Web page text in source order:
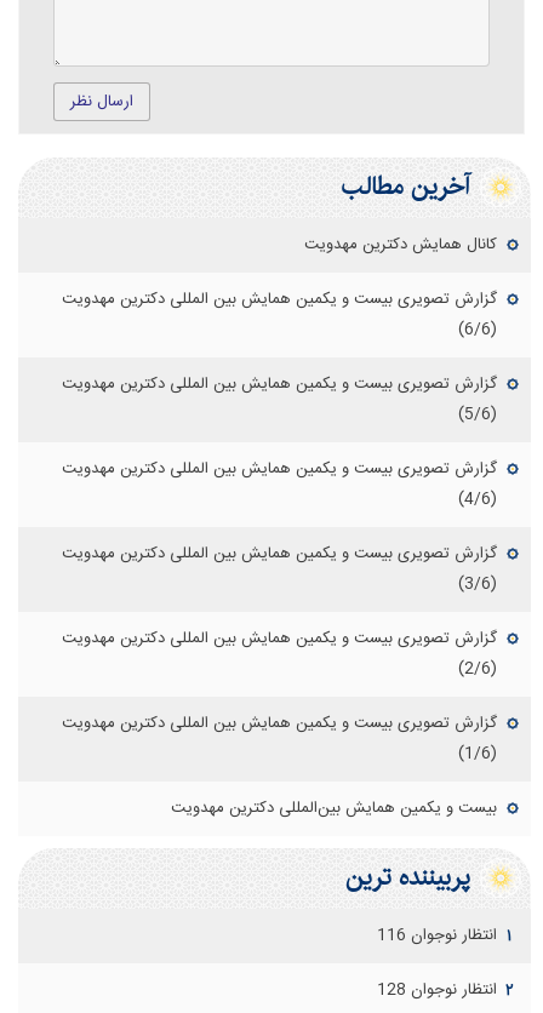
ارسال نظر
آخرین مطالب
کانال همایش دکترین مهدویت
گزارش تصویری بیست و یکمین همایش بین المللی دکترین مهدویت
(6/6)
گزارش تصویری بیست و یکمین همایش بین المللی دکترین مهدویت
(5/6)
گزارش تصویری بیست و یکمین همایش بین المللی دکترین مهدویت
(4/6)
گزارش تصویری بیست و یکمین همایش بین المللی دکترین مهدویت
(3/6)
گزارش تصویری بیست و یکمین همایش بین المللی دکترین مهدویت
(2/6)
گزارش تصویری بیست و یکمین همایش بین المللی دکترین مهدویت
(1/6)
بیست و یکمین همایش بین‌المللی دکترین مهدویت
پربيننده ترين
۱ انتظار نوجوان 116
۲ انتظار نوجوان 128